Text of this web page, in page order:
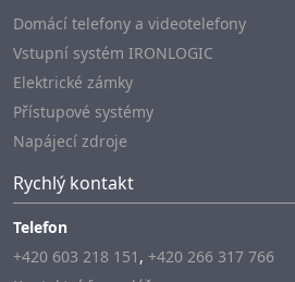
Domácí telefony a videotelefony
Vstupní systém IRONLOGIC
Elektrické zámky
Přístupové systémy
Napájecí zdroje
Rychlý kontakt
Telefon
+420 603 218 151 , +420 266 317 766